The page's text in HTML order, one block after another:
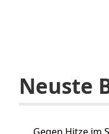
Neuste